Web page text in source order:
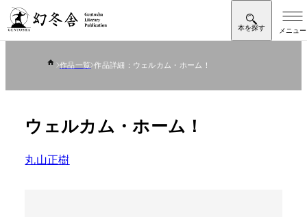
作品一覧 作品詳細：ウェルカム・ホーム！
ウェルカム・ホーム！
丸山正樹